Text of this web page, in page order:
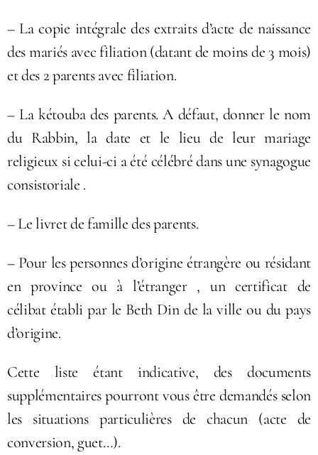
– La copie intégrale des extraits d’acte de naissance
des mariés avec filiation (datant de moins de 3 mois)
et des 2 parents avec filiation.
– La kétouba des parents. A défaut, donner le nom
du Rabbin, la date et le lieu de leur mariage
religieux si celui-ci a été célébré dans une synagogue
consistoriale .
– Le livret de famille des parents.
– Pour les personnes d’origine étrangère ou résidant
en province ou à l’étranger , un certificat de
célibat établi par le Beth Din de la ville ou du pays
d’origine.
Cette liste étant indicative, des documents
supplémentaires pourront vous être demandés selon
les situations particulières de chacun (acte de
conversion, guet…).